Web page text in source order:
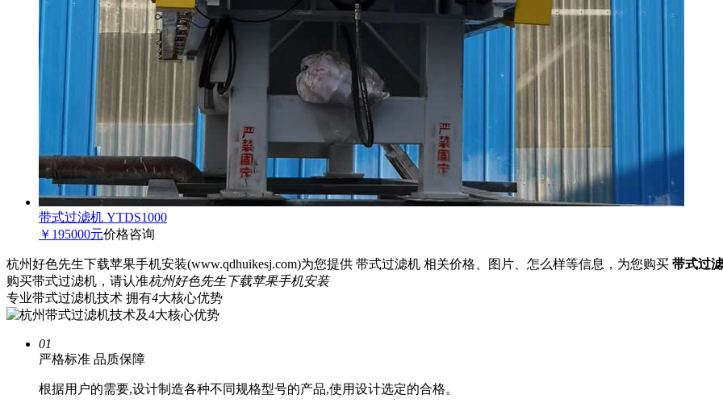
带式过滤机 YTDS1000
￥195000元价格咨询
杭州好色先生下载苹果手机安装(www.qdhuikesj.com)为您提供 带式过滤机 相关价格、图片、怎么样等信息，为您购买 带式过
购买带式过滤机，请认准杭州好色先生下载苹果手机安装
专业带式过滤机技术 拥有4大核心优势
01
严格标准 品质保障
根据用户的需要,设计制造各种不同规格型号的产品,使用设计选定的合格。